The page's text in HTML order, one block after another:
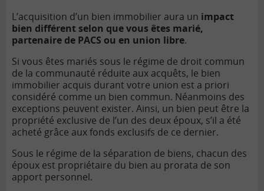
L’acquisition d’un bien immobilier aura un impact
bien différent selon que vous êtes marié,
partenaire de PACS ou en union libre.
Si vous êtes mariés sous le régime de droit commun
de la communauté réduite aux acquêts, le bien
immobilier acquis durant votre union est a priori
considéré comme un bien commun. Néanmoins des
exceptions peuvent exister. Ainsi, un bien peut être la
propriété exclusive de l’un des deux époux, s’il a été
acheté grâce aux fonds exclusifs de ce dernier.
Sous le régime de la séparation de biens, chacun des
époux est propriétaire du bien au prorata de son
apport personnel.